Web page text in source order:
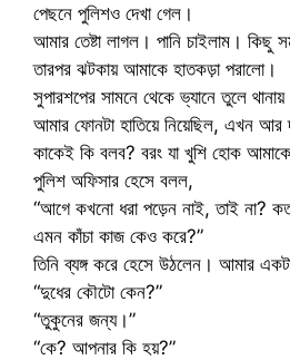
পেছনে পুলিশও দেখা গেল।
আমার তেষ্টা লাগল। পানি চাইলাম।
তারপর ঝটকায় আমাকে হাতকড়া পরালো।
সুপারশপের সামনে থেকে ভ্যানে তুলে থানায়
আমার ফোনটা হাতিয়ে নিয়েছিল, এখন আর
কাকেই কি বলব? বরং যা খুশি হোক
পুলিশ অফিসার হেসে বলল,
“আগে কখনো ধরা পড়েন নাই, তাই না?
এমন কাঁচা কাজ কেও করে?”
তিনি ব্যঙ্গ করে হেসে উঠলেন। আমার
“দুধের কৌটো কেন?”
“তুকুনের জন্য।”
“কে? আপনার কি হয়?”